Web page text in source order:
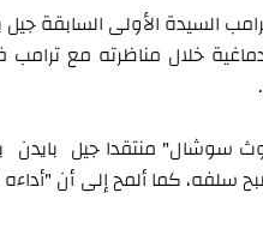
السيدة الأولى السابقة
منتقدا جيل بايدن
سلفه، كما ألمح إلى أن